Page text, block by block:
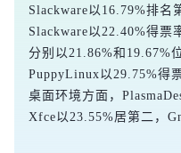
Slackware以16.79%排名
Slackware以22.40%得票
分别以21.86%和19.67%
PuppyLinux以29.75%得
桌面环境方面，
Xfce以23.55%居第二，